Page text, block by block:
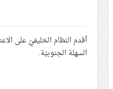
أقدم النظام الخليفيّ على
السهلة الجنوبيّة.